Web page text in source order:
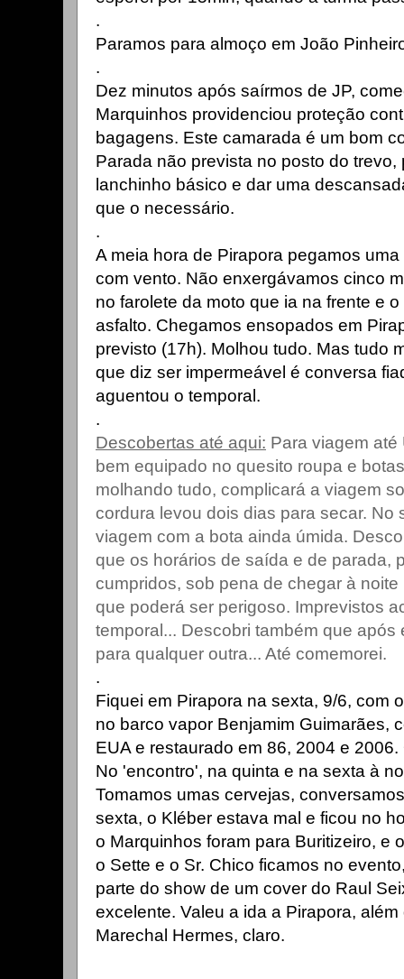
.
Paramos para almoço em João
.
Dez minutos após saírmos de JP,
Marquinhos providenciou proteção
bagagens. Este camarada é um bom
Parada não prevista no posto do
lanchinho básico e dar uma
que o necessário.
.
A meia hora de Pirapora pegamos
com vento. Não enxergávamos cinco
no farolete da moto que ia na frente e
asfalto. Chegamos ensopados em
previsto (17h). Molhou tudo. Mas tudo
que diz ser impermeável é conversa
aguentou o temporal.
.
Descobertas até aqui: Para viagem
bem equipado no quesito roupa e
molhando tudo, complicará a viagem
cordura levou dois dias para secar. No
viagem com a bota ainda úmida.
que os horários de saída e de parada,
cumpridos, sob pena de chegar à
que poderá ser perigoso. Imprevistos
temporal... Descobri também que
para qualquer outra... Até comemorei.
.
Fiquei em Pirapora na sexta, 9/6, com
no barco vapor Benjamim Guimarães,
EUA e restaurado em 86, 2004 e 2006.
No 'encontro', na quinta e na sexta à
Tomamos umas cervejas,
sexta, o Kléber estava mal e ficou no
o Marquinhos foram para Buritizeiro, e
o Sette e o Sr. Chico ficamos no
parte do show de um cover do Raul
excelente. Valeu a ida a Pirapora,
Marechal Hermes, claro.